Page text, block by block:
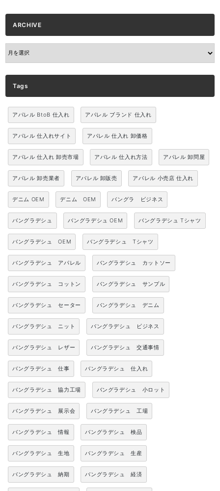
ARCHIVE
ARCHIVE
Tags
アパレル BtoB 仕入れ アパレル ブランド 仕入れ
アパレル 仕入れサイト アパレル 仕入れ 卸価格
アパレル 仕入れ 卸売市場 アパレル 仕入れ方法 アパレル 卸問屋
アパレル 卸売業者 アパレル 卸販売 アパレル 小売店 仕入れ
デニム OEM デニム OEM バングラ ビジネス
バングラデシュ バングラデシュ OEM バングラデシュ Tシャツ
バングラデシュ OEM バングラデシュ Tシャツ
バングラデシュ アパレル バングラデシュ カットソー
バングラデシュ コットン バングラデシュ サンプル
バングラデシュ セーター バングラデシュ デニム
バングラデシュ ニット バングラデシュ ビジネス
バングラデシュ レザー バングラデシュ 交通事情
バングラデシュ 仕事 バングラデシュ 仕入れ
バングラデシュ 協力工場 バングラデシュ 小ロット
バングラデシュ 展示会 バングラデシュ 工場
バングラデシュ 情報 バングラデシュ 検品
バングラデシュ 生地 バングラデシュ 生産
バングラデシュ 納期 バングラデシュ 経済